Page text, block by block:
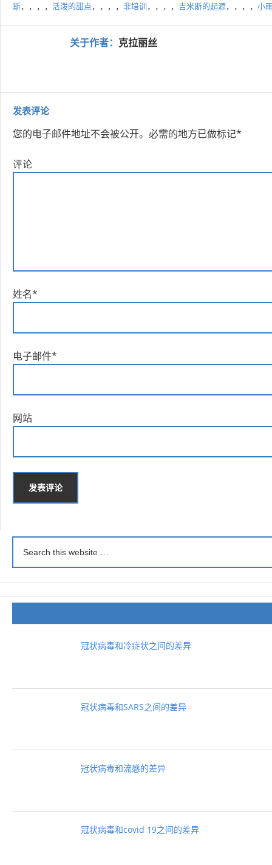
斯，，，， 活泼的甜点，，，， 非培训，，，， 吉米斯的起源，，，， 小
关于作者： 克拉丽丝
发表评论
您的电子邮件地址不会被公开。 必需的地方已做标记*
评论
姓名*
电子邮件*
网站
冠状病毒和冷症状之间的差异
冠状病毒和SARS之间的差异
冠状病毒和流感的差异
冠状病毒和covid 19之间的差异